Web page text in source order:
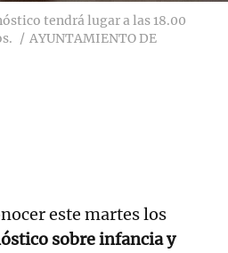
tendrá lugar a las 18.00
AYUNTAMIENTO DE
este martes los
sobre infancia y